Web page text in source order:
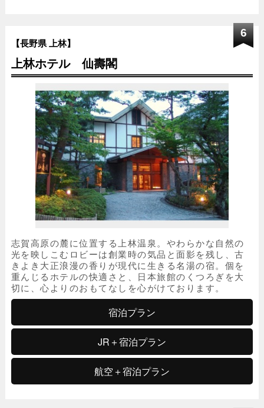
6
【長野県 上林】
上林ホテル 仙壽閣
志賀高原の麓に位置する上林温泉。やわらかな自然の
光を映しこむロビーは創業時の気品と面影を残し、古
きよき大正浪漫の香りが現代に生きる名湯の宿。個を
重んじるホテルの快適さと、日本旅館のくつろぎを大
切に、心よりのおもてなしを心がけております。
宿泊プラン
JR＋宿泊プラン
航空＋宿泊プラン